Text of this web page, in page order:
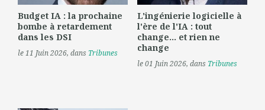
Budget IA : la prochaine
bombe à retardement
dans les DSI
le 11 Juin 2026, dans Tribunes
L'ingénierie logicielle à
l'ère de l'IA : tout
change... et rien ne
change
le 01 Juin 2026, dans Tribunes